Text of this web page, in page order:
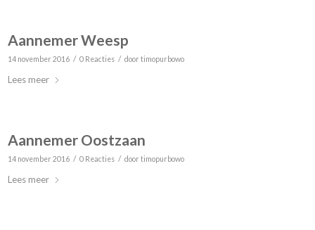
Aannemer Weesp
14 november 2016 / 0 Reacties / doortimopurbowo
Lees meer
Aannemer Oostzaan
14 november 2016 / 0 Reacties / doortimopurbowo
Lees meer